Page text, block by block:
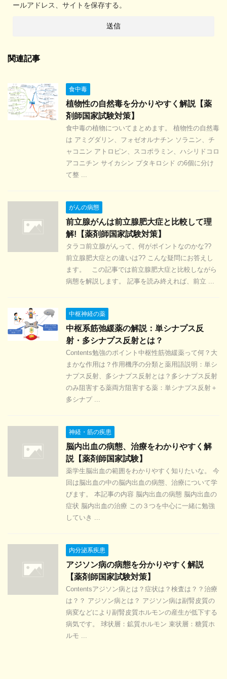
ールアドレス、サイトを保存する。
関連記事
食中毒
植物性の自然毒を分かりやすく解説【薬
剤師国家試験対策】
食中毒の植物についてまとめます。 植物性の自然毒
は アミグダリン、フォゼオルナチン ソラニン、チ
ャコニン アトロピン、スコポラミン、ハシリドコロ
アコニチン サイカシン プタキロシド の6個に分け
て整 ...
がんの病態
前立腺がんは前立腺肥大症と比較して理
解!【薬剤師国家試験対策】
タラコ前立腺がんって、何がポイントなのかな??
前立腺肥大症との違いは?? こんな疑問にお答えし
ます。 この記事では前立腺肥大症と比較しながら
病態を解説します。 記事を読み終えれば、前立 ...
中枢神経の薬
中枢系筋弛緩薬の解説：単シナプス反
射・多シナプス反射とは？
Contents勉強のポイント中枢性筋弛緩薬って何？大
まかな作用は？作用機序の分類と薬用語説明：単シ
ナプス反射、多シナプス反射とは？多シナプス反射
のみ阻害する薬両方阻害する薬：単シナプス反射＋
多シナプ ...
神経・筋の疾患
脳内出血の病態、治療をわかりやすく解
説【薬剤師国家試験】
薬学生脳出血の範囲をわかりやすく知りたいな。 今
回は脳出血の中の脳内出血の病態、治療について学
びます。 本記事の内容 脳内出血の病態 脳内出血の
症状 脳内出血の治療 この３つを中心に一緒に勉強
していき ...
内分泌系疾患
アジソン病の病態を分かりやすく解説
【薬剤師国家試験対策】
Contentsアジソン病とは？症状は？検査は？？治療
は？？ アジソン病とは？ アジソン病は副腎皮質の
病変などにより副腎皮質ホルモンの産生が低下する
病気です。 球状層：鉱質ホルモン 束状層：糖質ホ
ルモ ...